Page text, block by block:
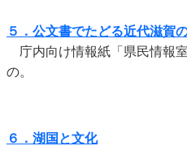
５．公文書でたどる近代滋賀
庁内向け情報紙「県民情報
の。
６．湖国と文化